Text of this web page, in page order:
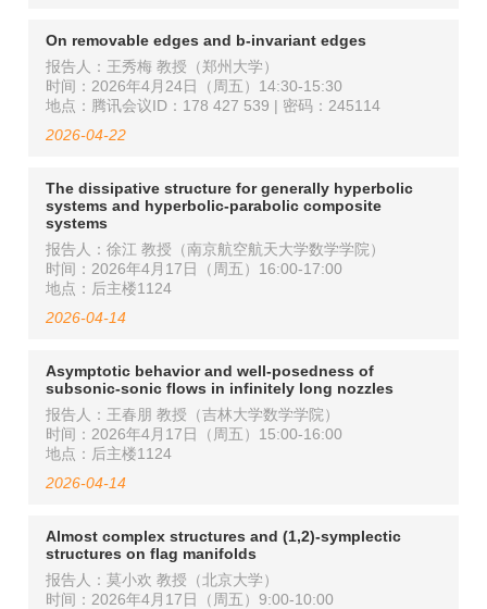
On removable edges and b-invariant edges
报告人：王秀梅 教授（郑州大学）
时间：2026年4月24日（周五）14:30-15:30
地点：腾讯会议ID：178 427 539 | 密码：245114
2026-04-22
The dissipative structure for generally hyperbolic
systems and hyperbolic-parabolic composite
systems
报告人：徐江 教授（南京航空航天大学数学学院）
时间：2026年4月17日（周五）16:00-17:00
地点：后主楼1124
2026-04-14
Asymptotic behavior and well-posedness of
subsonic-sonic flows in infinitely long nozzles
报告人：王春朋 教授（吉林大学数学学院）
时间：2026年4月17日（周五）15:00-16:00
地点：后主楼1124
2026-04-14
Almost complex structures and (1,2)-symplectic
structures on flag manifolds
报告人：莫小欢 教授（北京大学）
时间：2026年4月17日（周五）9:00-10:00